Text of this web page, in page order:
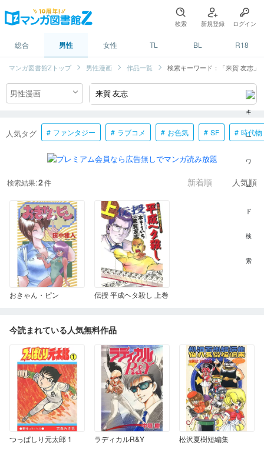
検索 新規登録 ログイン
総合 男性 女性 TL BL R18
マンガ図書館Zトップ 男性漫画 作品一覧 検索キーワード：「来賀 友志」
人気タグ ファンタジー ラブコメ お色気 SF 時代物
検索結果:2件 新着順 人気順
おきゃん・ピン 伝授 平成ヘタ殺し 上巻
今読まれている人気無料作品
つっぱしり元太郎 1 ラディカルR&Y 松沢夏樹短編集